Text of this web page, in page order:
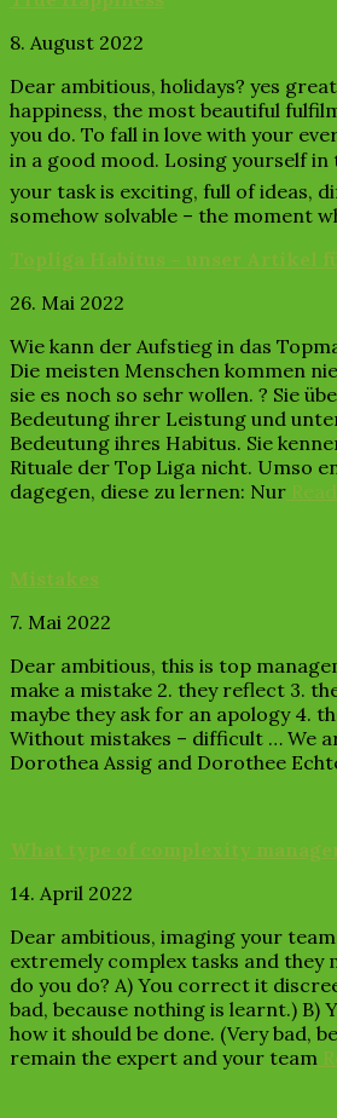
8. August 2022
Dear ambitious, holidays? yes
happiness, the most beautiful
you do. To fall in love with your
in a good mood. Losing yourself
your task is exciting, full of ideas,
somehow solvable – the moment
Topliga Habitus – unser Artikel
26. Mai 2022
Wie kann der Aufstieg in das
Die meisten Menschen kommen
sie es noch so sehr wollen. ? Sie
Bedeutung ihrer Leistung und
Bedeutung ihres Habitus. Sie
Rituale der Top Liga nicht. Umso
dagegen, diese zu lernen: Nur
Mistakes
7. Mai 2022
Dear ambitious, this is top
make a mistake 2. they reflect 3.
maybe they ask for an apology 4.
Without mistakes – difficult … We
Dorothea Assig and Dorothee
What type of complexity
14. April 2022
Dear ambitious, imaging your
extremely complex tasks and they
do you do? A) You correct it
bad, because nothing is learnt.) B)
how it should be done. (Very bad,
remain the expert and your team